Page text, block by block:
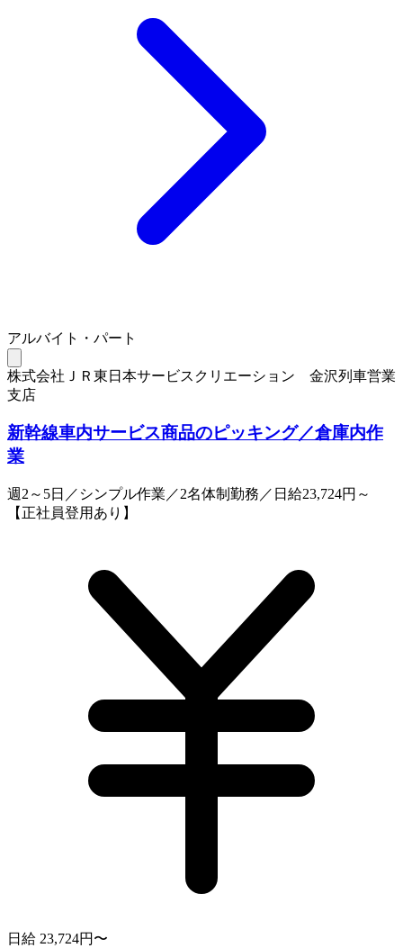
アルバイト・パート
株式会社ＪＲ東日本サービスクリエーション 金沢列車営業
支店
新幹線車内サービス商品のピッキング／倉庫内作
業
週2～5日／シンプル作業／2名体制勤務／日給23,724円～
【正社員登用あり】
日給 23,724円〜